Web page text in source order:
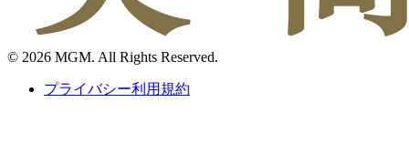
© 2026 MGM. All Rights Reserved.
プライバシー利用規約